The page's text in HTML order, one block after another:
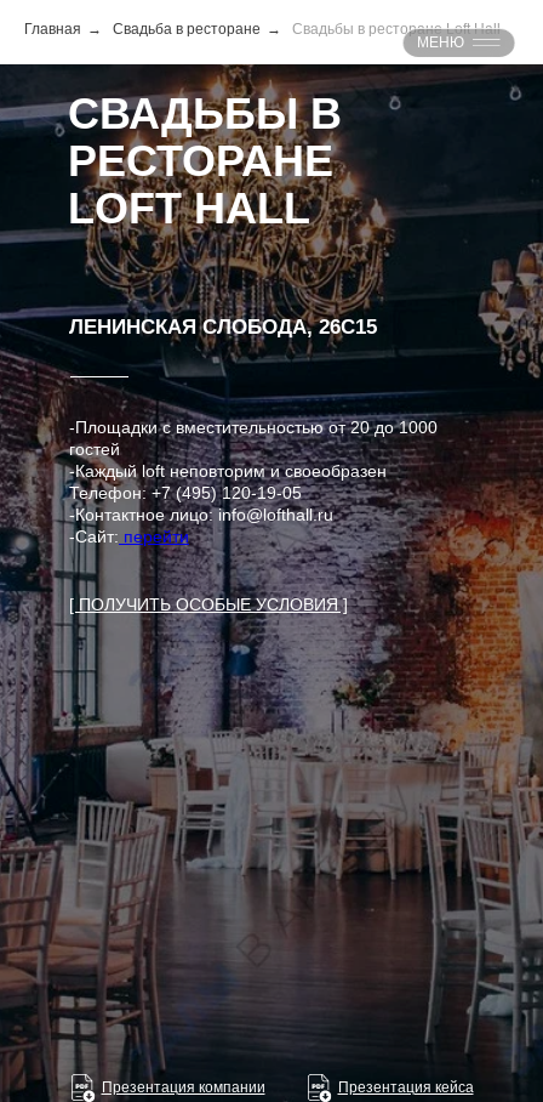
МЕНЮ
Главная → Свадьба в ресторане → Свадьбы в ресторане Loft Hall
Презентация компании Презентация кейса
-Площадки с вместительностью от 20 до 1000
гостей
-Каждый loft неповторим и своеобразен
Телефон: +7 (495) 120-19-05
-Контактное лицо: info@lofthall.ru
-Сайт: перейти
[ ПОЛУЧИТЬ ОСОБЫЕ УСЛОВИЯ ]
ЛЕНИНСКАЯ СЛОБОДА, 26С15
СВАДЬБЫ В
РЕСТОРАНЕ
LOFT HALL
ОБЩАЯ ИНФОРМАЦИЯ